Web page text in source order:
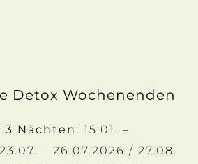
Detox Wochenenden
Nächten: 15.01. –
– 26.07.2026 / 27.08.